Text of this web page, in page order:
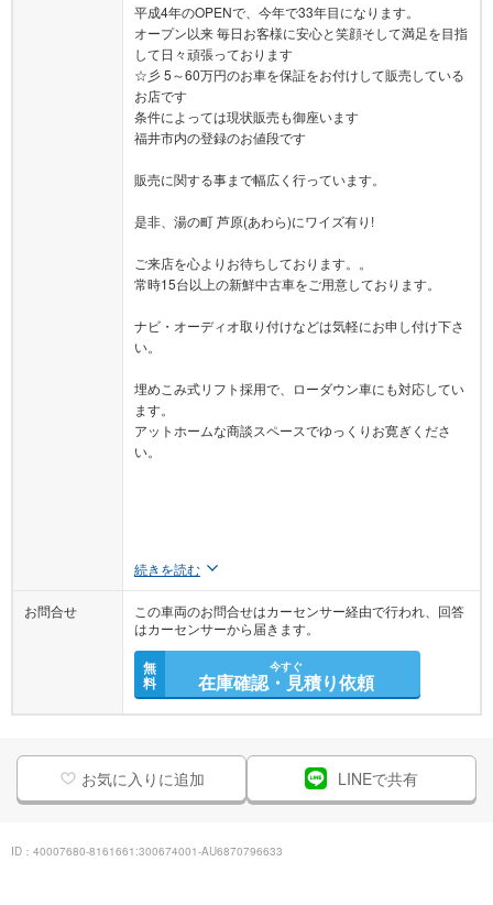
平成4年のOPENで、今年で33年目になります。
オープン以来 毎日お客様に安心と笑顔そして満足を目指
して日々頑張っております
☆彡 5～60万円のお車を保証をお付けして販売している
お店です
条件によっては現状販売も御座います
福井市内の登録のお値段です
販売に関する事まで幅広く行っています。
是非、湯の町 芦原(あわら)にワイズ有り!
ご来店を心よりお待ちしております。。
常時15台以上の新鮮中古車をご用意しております。
ナビ・オーディオ取り付けなどは気軽にお申し付け下さ
い。
埋めこみ式リフト採用で、ローダウン車にも対応してい
ます。
アットホームな商談スペースでゆっくりお寛ぎくださ
い。
続きを読む
お問合せ
この車両のお問合せはカーセンサー経由で行われ、回答
はカーセンサーから届きます。
無
料
今すぐ
在庫確認・見積り依頼
お気に入りに追加 LINEで共有
ID：40007680-8161661:300674001-AU6870796633